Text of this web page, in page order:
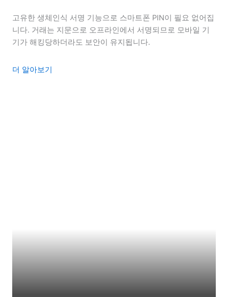
고유한 생체인식 서명 기능으로 스마트폰 PIN이 필요 없어집
니다. 거래는 지문으로 오프라인에서 서명되므로 모바일 기
기가 해킹당하더라도 보안이 유지됩니다.
더 알아보기